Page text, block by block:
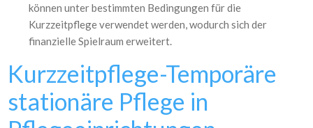
können unter bestimmten Bedingungen für die
Kurzzeitpflege verwendet werden, wodurch sich der
finanzielle Spielraum erweitert.
Kurzzeitpflege-Temporäre
stationäre Pflege in